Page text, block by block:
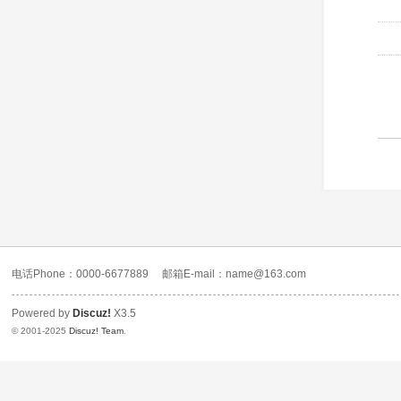
电话Phone：0000-6677889 邮箱E-mail：name@163.com
Powered by Discuz! X3.5
© 2001-2025Discuz! Team